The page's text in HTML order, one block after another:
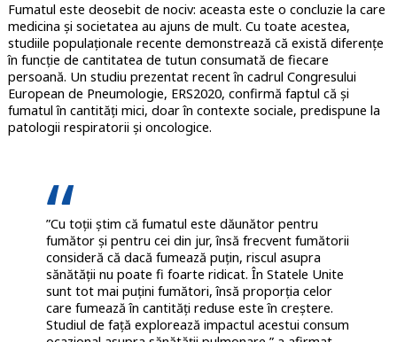
Fumatul este deosebit de nociv: aceasta este o concluzie la care
medicina și societatea au ajuns de mult. Cu toate acestea,
studiile populaționale recente demonstrează că există diferențe
în funcție de cantitatea de tutun consumată de fiecare
persoană. Un studiu prezentat recent în cadrul Congresului
European de Pneumologie, ERS2020, confirmă faptul că și
fumatul în cantități mici, doar în contexte sociale, predispune la
patologii respiratorii și oncologice.
”Cu toții știm că fumatul este dăunător pentru
fumător și pentru cei din jur, însă frecvent fumătorii
consideră că dacă fumează puțin, riscul asupra
sănătății nu poate fi foarte ridicat. În Statele Unite
sunt tot mai puțini fumători, însă proporția celor
care fumează în cantități reduse este în creștere.
Studiul de față explorează impactul acestui consum